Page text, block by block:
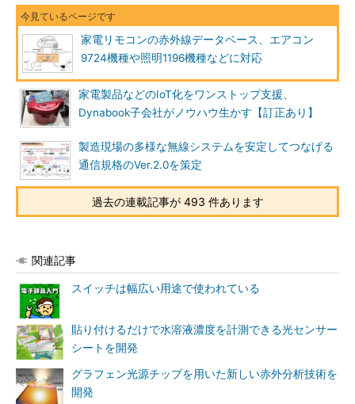
家電リモコンの赤外線データベース、エアコン
9724機種や照明1196機種などに対応
家電製品などのIoT化をワンストップ支援、
Dynabook子会社がノウハウ生かす【訂正あり】
製造現場の多様な無線システムを安定してつなげる
通信規格のVer.2.0を策定
過去の連載記事が 493 件あります
関連記事
スイッチは幅広い用途で使われている
貼り付けるだけで水溶液濃度を計測できる光センサー
シートを開発
グラフェン光源チップを用いた新しい赤外分析技術を
開発